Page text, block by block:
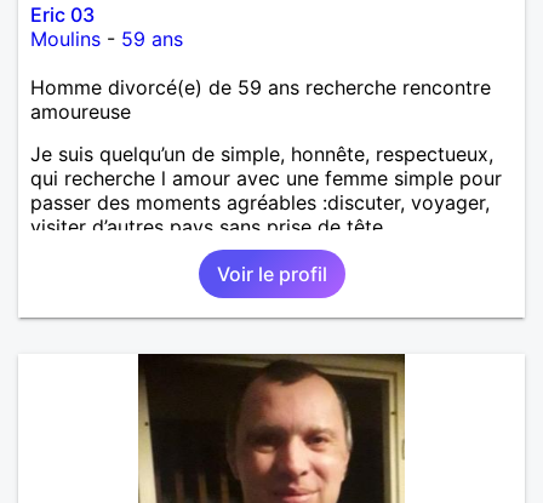
Eric 03
Moulins - 59 ans
Homme divorcé(e) de 59 ans recherche rencontre
amoureuse
Je suis quelqu’un de simple, honnête, respectueux,
qui recherche l amour avec une femme simple pour
passer des moments agréables :discuter, voyager,
visiter d’autres pays sans prise de tête.
Voir le profil